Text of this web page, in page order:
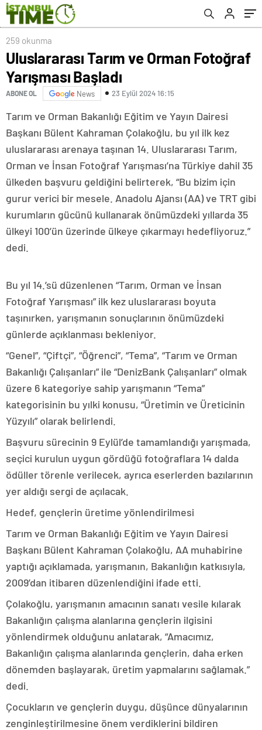
259 okunma
Uluslararası Tarım ve Orman Fotoğraf
Yarışması Başladı
ABONE OL News 23 Eylül 2024 16:15
Tarım ve Orman Bakanlığı Eğitim ve Yayın Dairesi
Başkanı Bülent Kahraman Çolakoğlu, bu yıl ilk kez
uluslararası arenaya taşınan 14. Uluslararası Tarım,
Orman ve İnsan Fotoğraf Yarışması’na Türkiye dahil 35
ülkeden başvuru geldiğini belirterek, “Bu bizim için
gurur verici bir mesele. Anadolu Ajansı (AA) ve TRT gibi
kurumların gücünü kullanarak önümüzdeki yıllarda 35
ülkeyi 100’ün üzerinde ülkeye çıkarmayı hedefliyoruz.”
dedi.
Bu yıl 14.’sü düzenlenen “Tarım, Orman ve İnsan
Fotoğraf Yarışması” ilk kez uluslararası boyuta
taşınırken, yarışmanın sonuçlarının önümüzdeki
günlerde açıklanması bekleniyor.
“Genel”, “Çiftçi”, “Öğrenci”, “Tema”, “Tarım ve Orman
Bakanlığı Çalışanları” ile “DenizBank Çalışanları” olmak
üzere 6 kategoriye sahip yarışmanın “Tema”
kategorisinin bu yılki konusu, “Üretimin ve Üreticinin
Yüzyılı” olarak belirlendi.
Başvuru sürecinin 9 Eylül’de tamamlandığı yarışmada,
seçici kurulun uygun gördüğü fotoğraflara 14 dalda
ödüller törenle verilecek, ayrıca eserlerden bazılarının
yer aldığı sergi de açılacak.
Hedef, gençlerin üretime yönlendirilmesi
Tarım ve Orman Bakanlığı Eğitim ve Yayın Dairesi
Başkanı Bülent Kahraman Çolakoğlu, AA muhabirine
yaptığı açıklamada, yarışmanın, Bakanlığın katkısıyla,
2009’dan itibaren düzenlendiğini ifade etti.
Çolakoğlu, yarışmanın amacının sanatı vesile kılarak
Bakanlığın çalışma alanlarına gençlerin ilgisini
yönlendirmek olduğunu anlatarak, “Amacımız,
Bakanlığın çalışma alanlarında gençlerin, daha erken
dönemden başlayarak, üretim yapmalarını sağlamak.”
dedi.
Çocukların ve gençlerin duygu, düşünce dünyalarının
zenginleştirilmesine önem verdiklerini bildiren